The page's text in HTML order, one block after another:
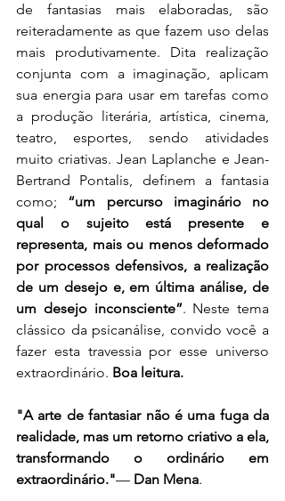
de fantasias mais elaboradas, são
reiteradamente as que fazem uso delas
mais produtivamente. Dita realização
conjunta com a imaginação, aplicam
sua energia para usar em tarefas como
a produção literária, artística, cinema,
teatro, esportes, sendo atividades
muito criativas. Jean Laplanche e Jean-
Bertrand Pontalis, definem a fantasia
como; “um percurso imaginário no
qual o sujeito está presente e
representa, mais ou menos deformado
por processos defensivos, a realização
de um desejo e, em última análise, de
um desejo inconsciente”. Neste tema
clássico da psicanálise, convido você a
fazer esta travessia por esse universo
extraordinário. Boa leitura.
"A arte de fantasiar não é uma fuga da
realidade, mas um retorno criativo a ela,
transformando o ordinário em
extraordinário."— Dan Mena.